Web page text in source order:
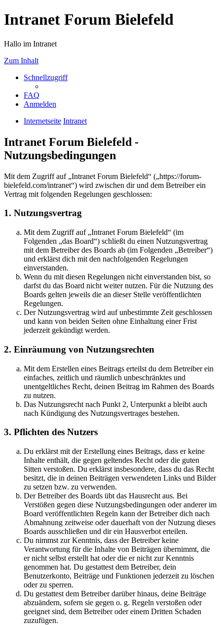
Intranet Forum Bielefeld
Hallo im Intranet
Zum Inhalt
Schnellzugriff
FAQ
Anmelden
Internetseite Intranet
Intranet Forum Bielefeld -
Nutzungsbedingungen
Mit dem Zugriff auf „Intranet Forum Bielefeld“ („https://forum-
bielefeld.com/intranet“) wird zwischen dir und dem Betreiber ein
Vertrag mit folgenden Regelungen geschlossen:
1. Nutzungsvertrag
Mit dem Zugriff auf „Intranet Forum Bielefeld“ (im
Folgenden „das Board“) schließt du einen Nutzungsvertrag
mit dem Betreiber des Boards ab (im Folgenden „Betreiber“)
und erklärst dich mit den nachfolgenden Regelungen
einverstanden.
Wenn du mit diesen Regelungen nicht einverstanden bist, so
darfst du das Board nicht weiter nutzen. Für die Nutzung des
Boards gelten jeweils die an dieser Stelle veröffentlichten
Regelungen.
Der Nutzungsvertrag wird auf unbestimmte Zeit geschlossen
und kann von beiden Seiten ohne Einhaltung einer Frist
jederzeit gekündigt werden.
2. Einräumung von Nutzungsrechten
Mit dem Erstellen eines Beitrags erteilst du dem Betreiber ein
einfaches, zeitlich und räumlich unbeschränktes und
unentgeltliches Recht, deinen Beitrag im Rahmen des Boards
zu nutzen.
Das Nutzungsrecht nach Punkt 2, Unterpunkt a bleibt auch
nach Kündigung des Nutzungsvertrages bestehen.
3. Pflichten des Nutzers
Du erklärst mit der Erstellung eines Beitrags, dass er keine
Inhalte enthält, die gegen geltendes Recht oder die guten
Sitten verstoßen. Du erklärst insbesondere, dass du das Recht
besitzt, die in deinen Beiträgen verwendeten Links und Bilder
zu setzen bzw. zu verwenden.
Der Betreiber des Boards übt das Hausrecht aus. Bei
Verstößen gegen diese Nutzungsbedingungen oder anderer im
Board veröffentlichten Regeln kann der Betreiber dich nach
Abmahnung zeitweise oder dauerhaft von der Nutzung dieses
Boards ausschließen und dir ein Hausverbot erteilen.
Du nimmst zur Kenntnis, dass der Betreiber keine
Verantwortung für die Inhalte von Beiträgen übernimmt, die
er nicht selbst erstellt hat oder die er nicht zur Kenntnis
genommen hat. Du gestattest dem Betreiber, dein
Benutzerkonto, Beiträge und Funktionen jederzeit zu löschen
oder zu sperren.
Du gestattest dem Betreiber darüber hinaus, deine Beiträge
abzuändern, sofern sie gegen o. g. Regeln verstoßen oder
geeignet sind, dem Betreiber oder einem Dritten Schaden
zuzufügen.